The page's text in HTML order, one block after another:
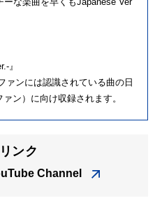
』
ァンには認識されている曲の日
ン）に向け収録されます。
ンク
Channel